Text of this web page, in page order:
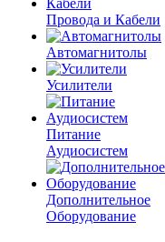
Провода и Кабели
Автомагнитолы
Усилители
Питание
Аудиосистем
Дополнительное
Оборудование